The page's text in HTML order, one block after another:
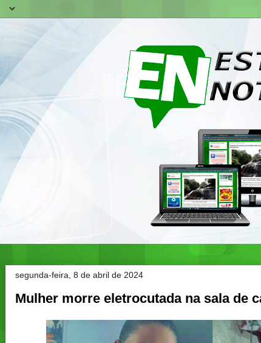
segunda-feira, 8 de abril de 2024
Mulher morre eletrocutada na sala de